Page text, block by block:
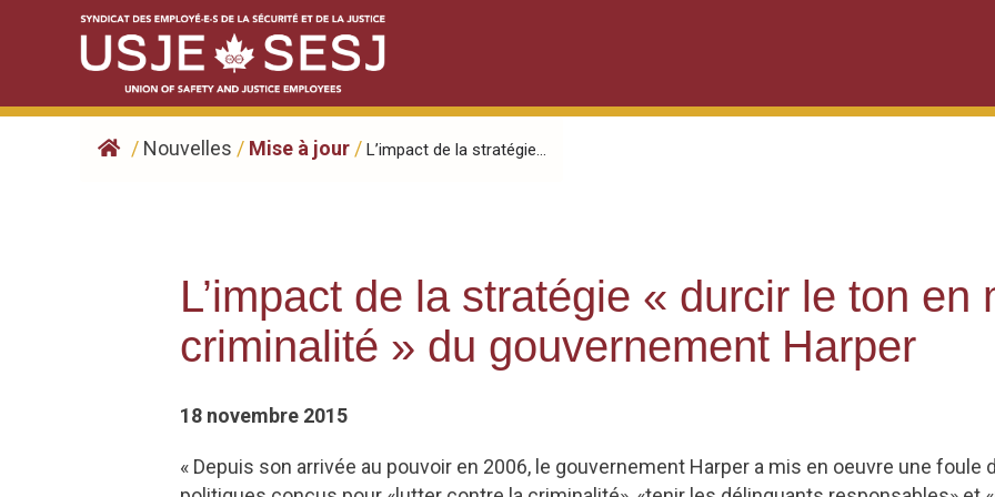
/ Nouvelles / Mise à jour / L’impact de la stratégie...
L’impact de la stratégie « durcir le ton en
criminalité » du gouvernement Harper
18 novembre 2015
« Depuis son arrivée au pouvoir en 2006, le gouvernement Harper a mis en oeuvre une